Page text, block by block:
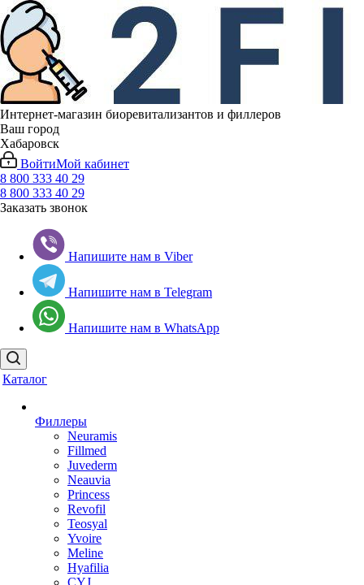
Интернет-магазин биоревитализантов и филлеров
Ваш город
Хабаровск
ВойтиМой кабинет
8 800 333 40 29
8 800 333 40 29
Заказать звонок
Напишите нам в Viber
Напишите нам в Telegram
Напишите нам в WhatsApp
Каталог
Филлеры
Neuramis
Fillmed
Juvederm
Neauvia
Princess
Revofil
Teosyal
Yvoire
Meline
Hyafilia
CYJ